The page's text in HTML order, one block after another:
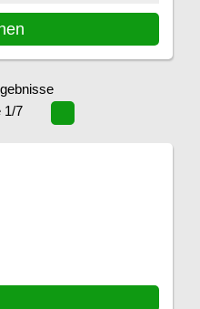
1/7